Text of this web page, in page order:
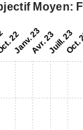
Moyen: